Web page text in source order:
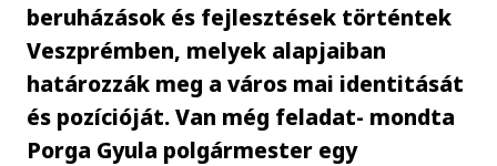
beruházások és fejlesztések történtek
Veszprémben, melyek alapjaiban
határozzák meg a város mai identitását
és pozícióját. Van még feladat- mondta
Porga Gyula polgármester egy